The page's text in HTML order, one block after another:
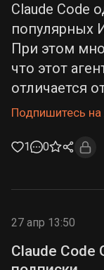
Claude Code
популярных
При этом
что этот
отличается
Подпишитесь
1 0
27 апр 13:50
Claude Code